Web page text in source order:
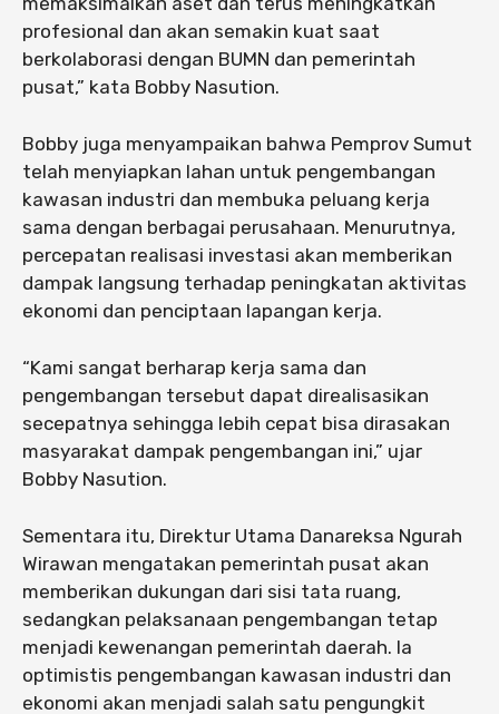
profesional dan akan semakin kuat saat
berkolaborasi dengan BUMN dan pemerintah
pusat,” kata Bobby Nasution.
Bobby juga menyampaikan bahwa Pemprov Sumut
telah menyiapkan lahan untuk pengembangan
kawasan industri dan membuka peluang kerja
sama dengan berbagai perusahaan. Menurutnya,
percepatan realisasi investasi akan memberikan
dampak langsung terhadap peningkatan aktivitas
ekonomi dan penciptaan lapangan kerja.
“Kami sangat berharap kerja sama dan
pengembangan tersebut dapat direalisasikan
secepatnya sehingga lebih cepat bisa dirasakan
masyarakat dampak pengembangan ini,” ujar
Bobby Nasution.
Sementara itu, Direktur Utama Danareksa Ngurah
Wirawan mengatakan pemerintah pusat akan
memberikan dukungan dari sisi tata ruang,
sedangkan pelaksanaan pengembangan tetap
menjadi kewenangan pemerintah daerah. Ia
optimistis pengembangan kawasan industri dan
ekonomi akan menjadi salah satu pengungkit